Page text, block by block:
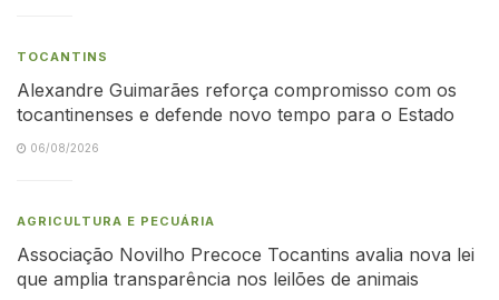
TOCANTINS
Alexandre Guimarães reforça compromisso com os
tocantinenses e defende novo tempo para o Estado
06/08/2026
AGRICULTURA E PECUÁRIA
Associação Novilho Precoce Tocantins avalia nova lei
que amplia transparência nos leilões de animais